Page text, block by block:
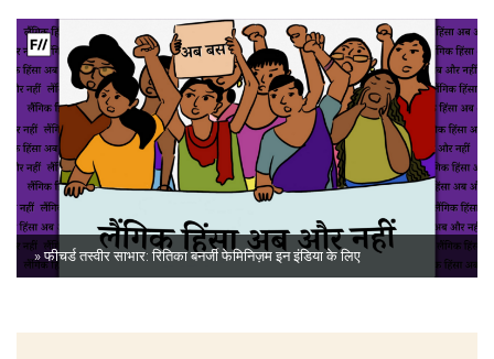
» फीचर्ड तस्वीर साभार: रितिका बनर्जी फेमिनिज़म इन इंडिया के लिए